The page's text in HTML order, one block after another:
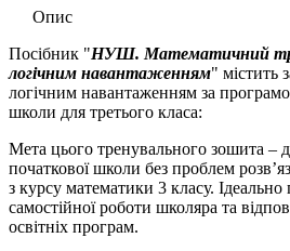
Опис
Посібник "НУШ. Математичний
логічним навантаженням" містить
логічним навантаженням за
школи для третього класа:
Мета цього тренувального зошита –
початкової школи без проблем
з курсу математики 3 класу. Ідеально
самостійної роботи школяра та
освітніх програм.